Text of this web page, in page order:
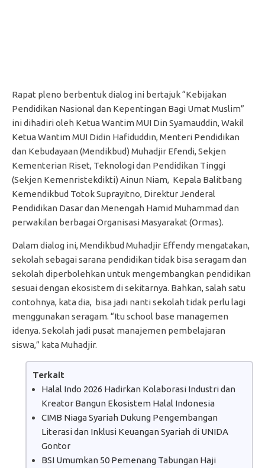
Rapat pleno berbentuk dialog ini bertajuk “Kebijakan
Pendidikan Nasional dan Kepentingan Bagi Umat Muslim”
ini dihadiri oleh Ketua Wantim MUI Din Syamauddin, Wakil
Ketua Wantim MUI Didin Hafiduddin, Menteri Pendidikan
dan Kebudayaan (Mendikbud) Muhadjir Efendi, Sekjen
Kementerian Riset, Teknologi dan Pendidikan Tinggi
(Sekjen Kemenristekdikti) Ainun Niam, Kepala Balitbang
Kemendikbud Totok Suprayitno, Direktur Jenderal
Pendidikan Dasar dan Menengah Hamid Muhammad dan
perwakilan berbagai Organisasi Masyarakat (Ormas).
Dalam dialog ini, Mendikbud Muhadjir Effendy mengatakan,
sekolah sebagai sarana pendidikan tidak bisa seragam dan
sekolah diperbolehkan untuk mengembangkan pendidikan
sesuai dengan ekosistem di sekitarnya. Bahkan, salah satu
contohnya, kata dia, bisa jadi nanti sekolah tidak perlu lagi
menggunakan seragam. “Itu school base managemen
idenya. Sekolah jadi pusat manajemen pembelajaran
siswa,” kata Muhadjir.
Terkait
Halal Indo 2026 Hadirkan Kolaborasi Industri dan
Kreator Bangun Ekosistem Halal Indonesia
CIMB Niaga Syariah Dukung Pengembangan
Literasi dan Inklusi Keuangan Syariah di UNIDA
Gontor
BSI Umumkan 50 Pemenang Tabungan Haji